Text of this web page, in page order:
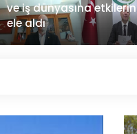
TOKİ'den 51 şehirde 540
gayrimenkul